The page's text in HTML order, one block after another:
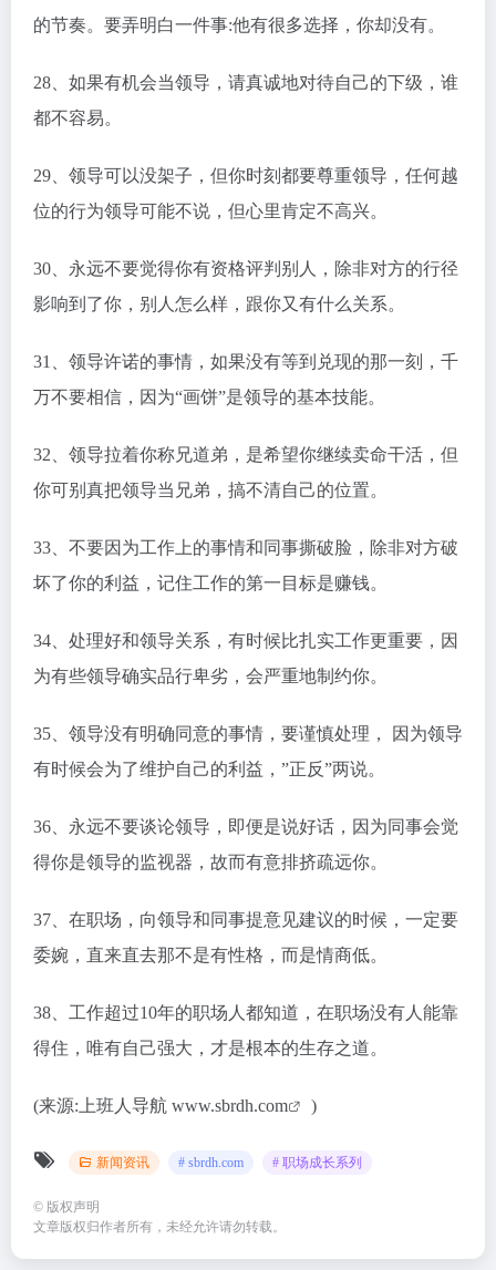
的节奏。要弄明白一件事:他有很多选择，你却没有。
28、如果有机会当领导，请真诚地对待自己的下级，谁
都不容易。
29、领导可以没架子，但你时刻都要尊重领导，任何越
位的行为领导可能不说，但心里肯定不高兴。
30、永远不要觉得你有资格评判别人，除非对方的行径
影响到了你，别人怎么样，跟你又有什么关系。
31、领导许诺的事情，如果没有等到兑现的那一刻，千
万不要相信，因为“画饼”是领导的基本技能。
32、领导拉着你称兄道弟，是希望你继续卖命干活，但
你可别真把领导当兄弟，搞不清自己的位置。
33、不要因为工作上的事情和同事撕破脸，除非对方破
坏了你的利益，记住工作的第一目标是赚钱。
34、处理好和领导关系，有时候比扎实工作更重要，因
为有些领导确实品行卑劣，会严重地制约你。
35、领导没有明确同意的事情，要谨慎处理， 因为领导
有时候会为了维护自己的利益，”正反”两说。
36、永远不要谈论领导，即便是说好话，因为同事会觉
得你是领导的监视器，故而有意排挤疏远你。
37、在职场，向领导和同事提意见建议的时候，一定要
委婉，直来直去那不是有性格，而是情商低。
38、工作超过10年的职场人都知道，在职场没有人能靠
得住，唯有自己强大，才是根本的生存之道。
(来源:上班人导航 www.sbrdh.com )
新闻资讯 # sbrdh.com # 职场成长系列
© 版权声明
文章版权归作者所有，未经允许请勿转载。